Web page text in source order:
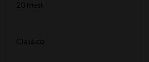
20 mesi
Classico